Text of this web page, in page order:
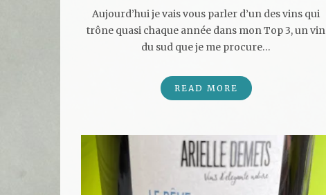
Aujourd’hui je vais vous parler d’un des vins qui
trône quasi chaque année dans mon Top 3, un vin
du sud que je me procure…
READ MORE